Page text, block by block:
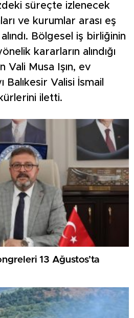
süreçte izlenecek
ve kurumlar arası eş
Bölgesel iş birliğinin
kararların alındığı
Vali Musa Işın, ev
Balıkesir Valisi İsmail
iletti.
13 Ağustos’ta